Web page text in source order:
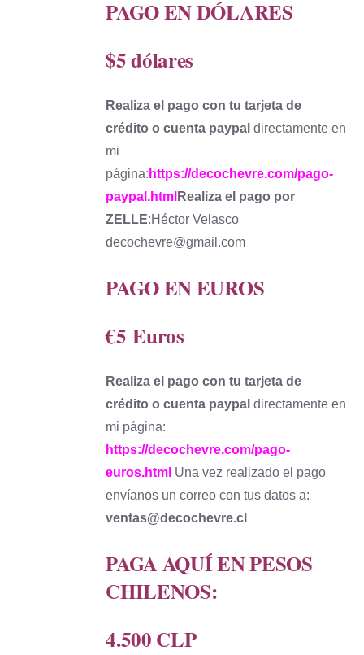
PAGO EN DÓLARES
$5 dólares
Realiza el pago con tu tarjeta de
crédito o cuenta paypal directamente en
mi
página: https://decochevre.com/pago-
paypal.html Realiza el pago por
ZELLE:Héctor Velasco
decochevre@gmail.com
PAGO EN EUROS
€5 Euros
Realiza el pago con tu tarjeta de
crédito o cuenta paypal directamente en
mi página:
https://decochevre.com/pago-
euros.html Una vez realizado el pago
envíanos un correo con tus datos a:
ventas@decochevre.cl
PAGA AQUÍ EN PESOS
CHILENOS:
4.500 CLP